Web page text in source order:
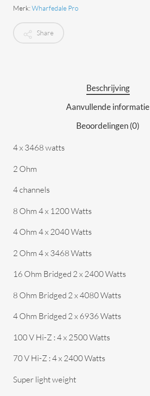
Merk:Wharfedale Pro
Share
Beschrijving
Aanvullende informatie
Beoordelingen (0)
4 x 3468 watts
2 Ohm
4 channels
8 Ohm 4 x 1200 Watts
4 Ohm 4 x 2040 Watts
2 Ohm 4 x 3468 Watts
16 Ohm Bridged 2 x 2400 Watts
8 Ohm Bridged 2 x 4080 Watts
4 Ohm Bridged 2 x 6936 Watts
100 V Hi-Z : 4 x 2500 Watts
70 V Hi-Z : 4 x 2400 Watts
Super light weight